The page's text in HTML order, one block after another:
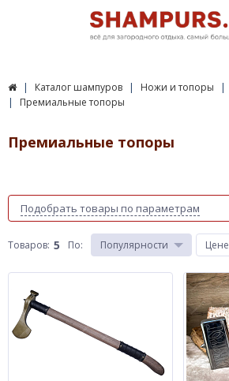
Каталог шампуров Ножи и топоры
Премиальные топоры
Премиальные топоры
Подобрать товары по параметрам
Товаров: 5 По: Популярности Цене